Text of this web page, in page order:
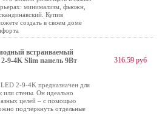
минимализм, фьюжн,
Купив
создать в своем доме
встраиваемый
9-4K Slim панель 9Вт
2-9-4K предназначен для
или стены. Он идеально
целей – с помощью
подчеркнуть отдельные
316.59 руб